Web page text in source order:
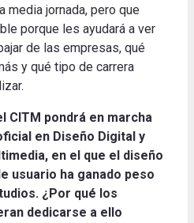
media jornada, pero que
porque les ayudará a ver
de las empresas, qué
y qué tipo de carrera
CITM pondrá en marcha
en Diseño Digital y
en el que el diseño
usuario ha ganado peso
¿Por qué los
dedicarse a ello